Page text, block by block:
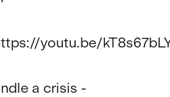
youtu.be/
a crisis -